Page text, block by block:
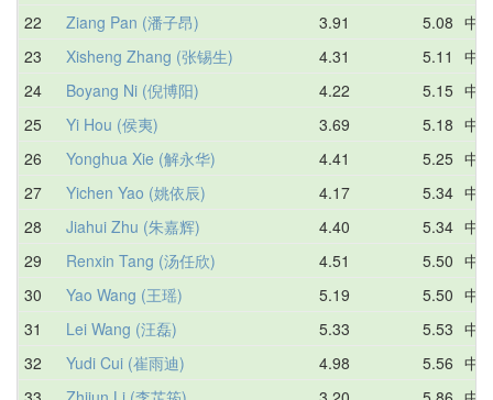
22
Ziang Pan (潘子昂) 3.91 5.08 中
23
Xisheng Zhang (张锡生) 4.31 5.11
中
24
Boyang Ni (倪博阳) 4.22 5.15 中
25
Yi Hou (侯夷) 3.69 5.18 中
26
Yonghua Xie (解永华) 4.41 5.25 中
27
Yichen Yao (姚依辰) 4.17 5.34 中
28
Jiahui Zhu (朱嘉辉) 4.40 5.34 中
29
Renxin Tang (汤任欣) 4.51 5.50 中
30
Yao Wang (王瑶) 5.19 5.50 中
31
Lei Wang (汪磊) 5.33 5.53 中
32
Yudi Cui (崔雨迪) 4.98 5.56 中